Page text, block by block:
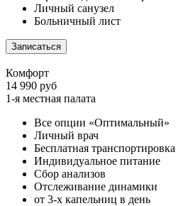
Личный санузел
Больничный лист
Записаться
Комфорт
14 990 руб
1-я местная палата
Все опции «Оптимальный»
Личный врач
Бесплатная транспортировка
Индивидуальное питание
Сбор анализов
Отслеживание динамики
от 3-х капельниц в день